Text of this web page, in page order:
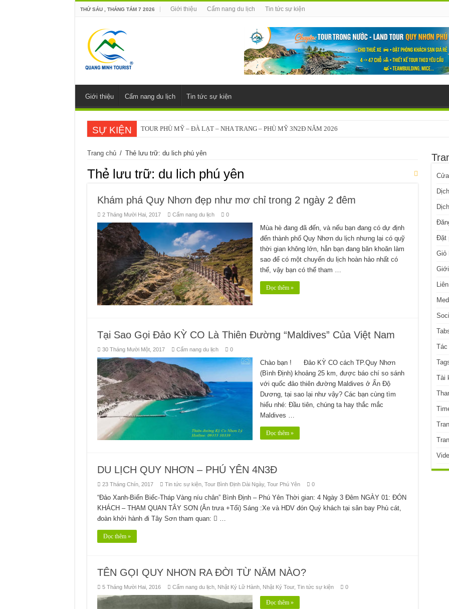
THỨ SÁU , THÁNG TÁM 7 2026 Giới thiệu Cẩm nang du lịch Tin tức sự kiện
Giới thiệu Cẩm nang du lịch Tin tức sự kiện
SỰ KIỆN TOUR PHÙ MỸ – ĐÀ LẠT – NHA TRANG – PHÙ MỸ 3N2Đ NĂM 2026
Trang chủ / Thẻ lưu trữ: du lich phú yên
Thẻ lưu trữ: du lich phú yên
Khám phá Quy Nhơn đẹp như mơ chỉ trong 2 ngày 2 đêm
2 Tháng Mười Hai, 2017 Cẩm nang du lịch 0
Mùa hè đang đã đến, và nếu bạn đang có dự định
đến thành phố Quy Nhơn du lịch nhưng lại có quỹ
thời gian không lớn, hẳn bạn đang băn khoăn làm
sao để có một chuyến du lịch hoàn hảo nhất có
thể, vậy bạn có thể tham …
Đọc thêm »
Tại Sao Gọi Đảo KỲ CO Là Thiên Đường “Maldives” Của Việt Nam
30 Tháng Mười Một, 2017 Cẩm nang du lịch 0
Chào bạn ! Đảo KỲ CO cách TP.Quy Nhơn
(Bình Định) khoảng 25 km, được báo chí so sánh
với quốc đảo thiên đường Maldives ở Ấn Độ
Dương, tại sao lại như vậy? Các bạn cùng tìm
hiểu nhé: Đầu tiên, chúng ta hay thắc mắc
Maldives …
Đọc thêm »
DU LỊCH QUY NHƠN – PHÚ YÊN 4N3Đ
23 Tháng Chín, 2017 Tin tức sự kiện, Tour Bình Định Dài Ngày, Tour Phú Yên 0
“Đảo Xanh-Biển Biếc-Tháp Vàng níu chân” Bình Định – Phú Yên Thời gian: 4 Ngày 3 Đêm NGÀY 01: ĐÓN
KHÁCH – THAM QUAN TÂY SƠN (Ăn trưa +Tối) Sáng :Xe và HDV đón Quý khách tại sân bay Phù cát,
đoàn khởi hành đi Tây Sơn tham quan:  …
Đọc thêm »
TÊN GỌI QUY NHƠN RA ĐỜI TỪ NĂM NÀO?
5 Tháng Mười Hai, 2016 Cẩm nang du lịch, Nhật Ký Lữ Hành, Nhật Ký Tour, Tin tức sự kiện 0
Đọc thêm »
Đặt
Giỏ
Tác
Tài